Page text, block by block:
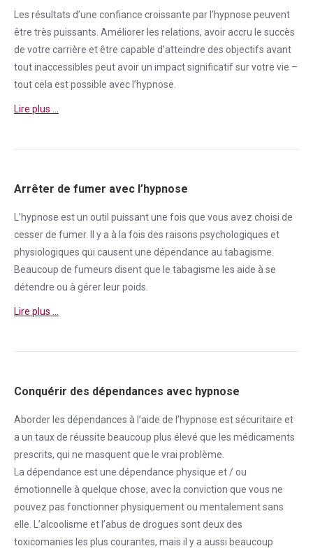
Les résultats d’une confiance croissante par l’hypnose peuvent
être très puissants. Améliorer les relations, avoir accru le succès
de votre carrière et être capable d’atteindre des objectifs avant
tout inaccessibles peut avoir un impact significatif sur votre vie –
tout cela est possible avec l’hypnose.
Lire plus …
Arrêter de fumer avec l’hypnose
L’hypnose est un outil puissant une fois que vous avez choisi de
cesser de fumer. Il y a à la fois des raisons psychologiques et
physiologiques qui causent une dépendance au tabagisme.
Beaucoup de fumeurs disent que le tabagisme les aide à se
détendre ou à gérer leur poids.
Lire plus …
Conquérir des dépendances avec hypnose
Aborder les dépendances à l’aide de l’hypnose est sécuritaire et
a un taux de réussite beaucoup plus élevé que les médicaments
prescrits, qui ne masquent que le vrai problème.
La dépendance est une dépendance physique et / ou
émotionnelle à quelque chose, avec la conviction que vous ne
pouvez pas fonctionner physiquement ou mentalement sans
elle. L’alcoolisme et l’abus de drogues sont deux des
toxicomanies les plus courantes, mais il y a aussi beaucoup